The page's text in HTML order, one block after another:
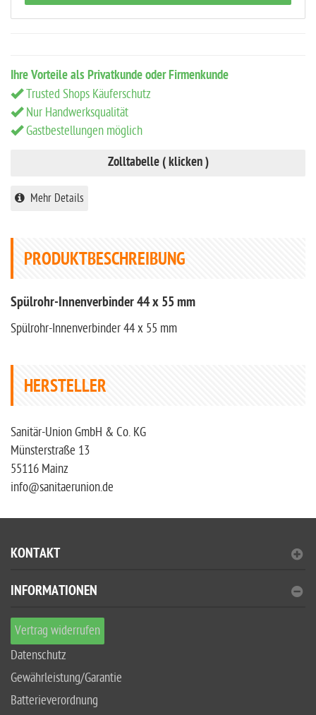
Ihre Vorteile als Privatkunde oder Firmenkunde
Trusted Shops Käuferschutz
Nur Handwerksqualität
Gastbestellungen möglich
Zolltabelle ( klicken )
Mehr Details
PRODUKTBESCHREIBUNG
Spülrohr-Innenverbinder 44 x 55 mm
Spülrohr-Innenverbinder 44 x 55 mm
HERSTELLER
Sanitär-Union GmbH & Co. KG
Münsterstraße 13
55116 Mainz
info@sanitaerunion.de
KONTAKT
INFORMATIONEN
Vertrag widerrufen
Datenschutz
Gewährleistung/Garantie
Batterieverordnung